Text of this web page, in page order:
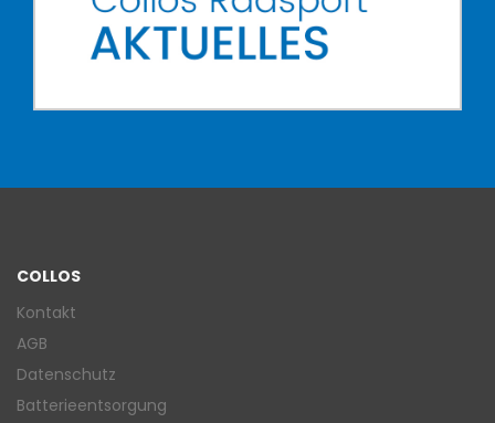
COLLOS
Kontakt
AGB
Datenschutz
Batterieentsorgung